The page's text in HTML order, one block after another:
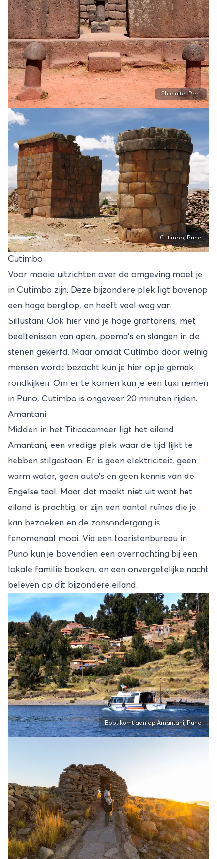
Chucuito, Peru
Cutimbo, Puno
Cutimbo
Voor mooie uitzichten over de omgeving moet je
in Cutimbo zijn. Deze bijzondere plek ligt bovenop
een hoge bergtop, en heeft veel weg van
Sillustani. Ook hier vind je hoge graftorens, met
beeltenissen van apen, poema’s en slangen in de
stenen gekerfd. Maar omdat Cutimbo door weinig
mensen wordt bezocht kun je hier op je gemak
rondkijken. Om er te komen kun je een taxi nemen
in Puno, Cutimbo is ongeveer 20 minuten rijden.
Amantani
Midden in het Titicacameer ligt het eiland
Amantani, een vredige plek waar de tijd lijkt te
hebben stilgestaan. Er is geen elektriciteit, geen
warm water, geen auto’s en geen kennis van de
Engelse taal. Maar dat maakt niet uit want het
eiland is prachtig, er zijn een aantal ruïnes die je
kan bezoeken en de zonsondergang is
fenomenaal mooi. Via een toeristenbureau in
Puno kun je bovendien een overnachting bij een
lokale familie boeken, en een onvergetelijke nacht
beleven op dit bijzondere eiland.
Boot komt aan op Amantani, Puno